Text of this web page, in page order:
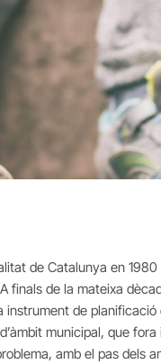
de Catalunya en 1980
finals de la mateixa
de planificació
municipal, que
amb el pas dels